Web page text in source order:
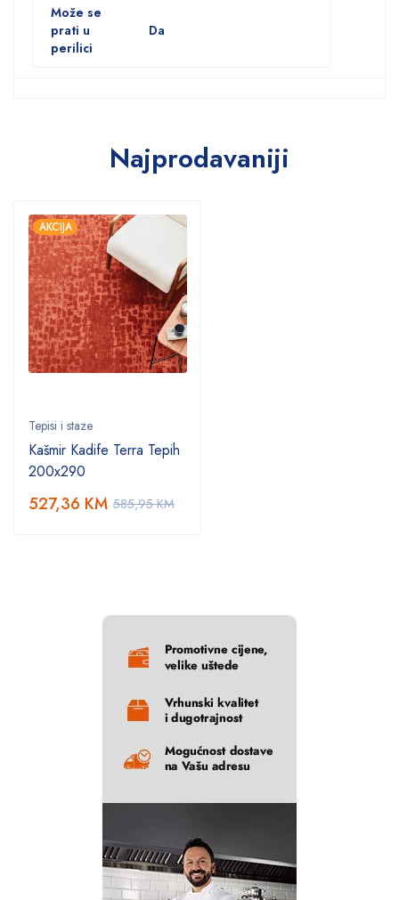
Može se
prati u
perilici
Da
Najprodavaniji
AKCIJA
Tepisi i staze
Kašmir Kadife Terra Tepih
200x290
585,95KM
527,36 KM